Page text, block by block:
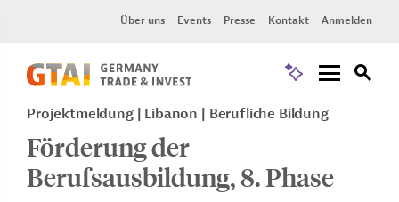
Über uns Events Presse Kontakt Anmelden
Projektmeldung Libanon Berufliche Bildung
Förderung der
Berufsausbildung, 8. Phase